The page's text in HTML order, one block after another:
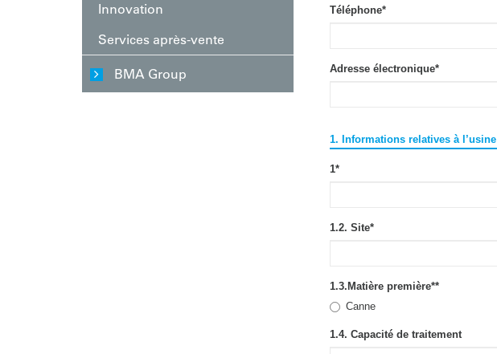
Innovation
Services après-vente
BMA Group
Téléphone*
Adresse électronique*
1. Informations relatives à l’usine
1*
1.2. Site*
1.3.Matière première**
Canne
1.4. Capacité de traitement